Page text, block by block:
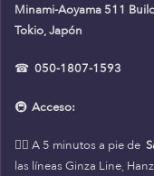
Minami-Aoyama 511
Tokio, Japón
☎ 050-1807-1593
🚇 Acceso:
🚶‍♀️ A 5 minutos a pie de
las líneas Ginza Line,